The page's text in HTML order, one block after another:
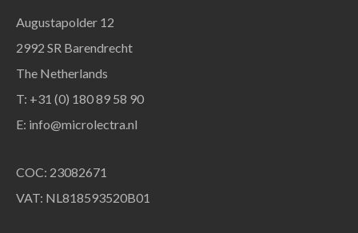
Augustapolder 12
2992 SR Barendrecht
The Netherlands
T: +31 (0) 180 89 58 90
E: info@microlectra.nl
COC: 23082671
VAT: NL818593520B01